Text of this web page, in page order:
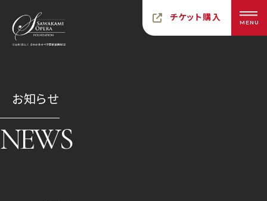
チケット購入 MENU
お知らせ
NEWS